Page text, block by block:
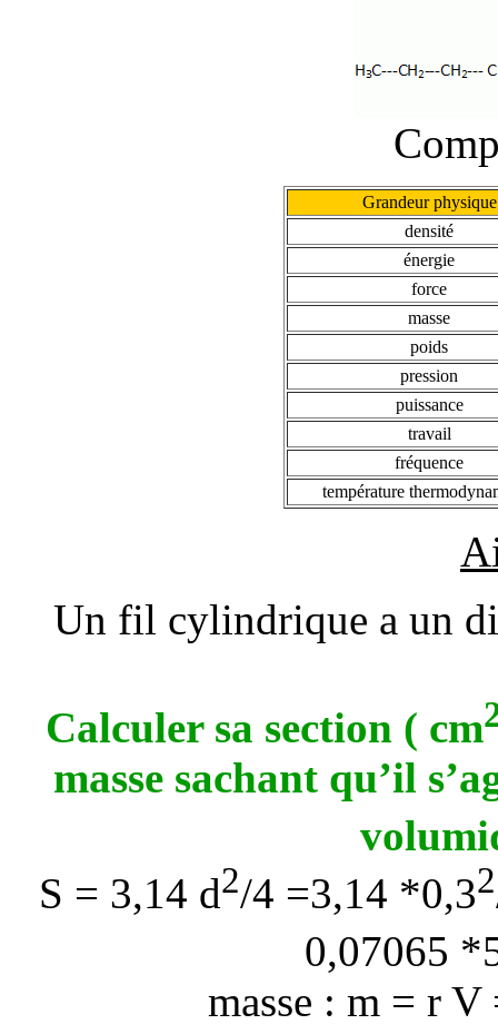
Grandeur physique
densité
énergie
force
masse
poids
pression
puissance
travail
fréquence
température
Un fil cylindrique a un
Calculer sa section ( cm
masse sachant qu’il
S = 3,14 d2/4 =3,14 *0,32
0,07065
masse : m = rV